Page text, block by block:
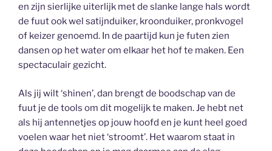
en zijn sierlijke uiterlijk met de slanke lange hals wordt
de fuut ook wel satijnduiker, kroonduiker, pronkvogel
of keizer genoemd. In de paartijd kun je futen zien
dansen op het water om elkaar het hof te maken. Een
spectaculair gezicht.
Als jij wilt ‘shinen’, dan brengt de boodschap van de
fuut je de tools om dit mogelijk te maken. Je hebt net
als hij antennetjes op jouw hoofd en je kunt heel goed
voelen waar het niet ‘stroomt’. Het waarom staat in